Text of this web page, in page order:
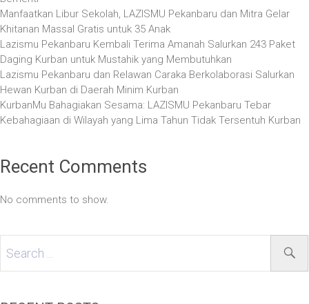
Manfaatkan Libur Sekolah, LAZISMU Pekanbaru dan Mitra Gelar
Khitanan Massal Gratis untuk 35 Anak
Lazismu Pekanbaru Kembali Terima Amanah Salurkan 243 Paket
Daging Kurban untuk Mustahik yang Membutuhkan
Lazismu Pekanbaru dan Relawan Caraka Berkolaborasi Salurkan
Hewan Kurban di Daerah Minim Kurban
KurbanMu Bahagiakan Sesama: LAZISMU Pekanbaru Tebar
Kebahagiaan di Wilayah yang Lima Tahun Tidak Tersentuh Kurban
Recent Comments
No comments to show.